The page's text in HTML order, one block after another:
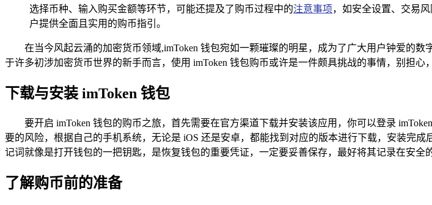
选择币种、输入购买金额等环节，可能还提及了购币过程中的注意事项，如安全设置、交易
户提供全面且实用的购币指引。
在当今风起云涌的加密货币领域,imToken 钱包宛如一颗璀璨的明星，成为了广大用户钟爱的
于许多初涉加密货币世界的新手而言，使用 imToken 钱包购币或许是一件颇具挑战的事情，别担心
下载与安装 imToken 钱包
要开启 imToken 钱包的购币之旅，首先需要在官方渠道下载并安装该应用，你可以登录
要的风险，根据自己的手机系统，无论是 iOS 还是安卓，都能找到对应的版本进行下载，安装完
记词就像是打开钱包的一把钥匙，是恢复钱包的重要凭证，一定要妥善保存，最好将其记录在安全
了解购币前的准备